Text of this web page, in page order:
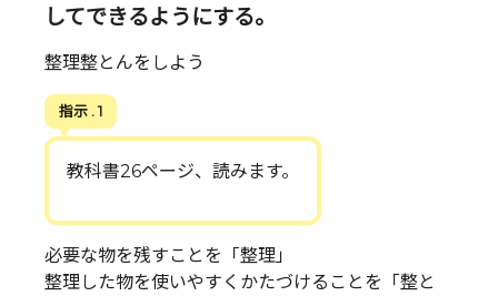
してできるようにする。
整理整とんをしよう
指示 . 1
教科書26ページ、読みます。
必要な物を残すことを「整理」
整理した物を使いやすくかたづけることを「整と